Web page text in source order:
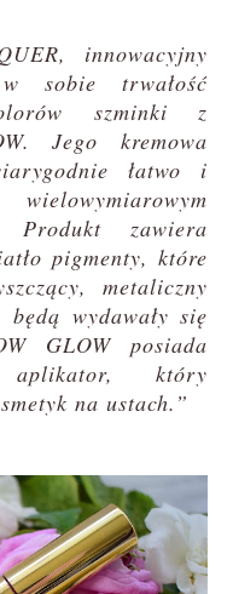
innowacyjny
sobie trwałość
szminki z
Jego kremowa
łatwo i
Produkt zawiera
pigmenty, które
metaliczny
wydawały się
GLOW posiada
aplikator, który
na ustach.”